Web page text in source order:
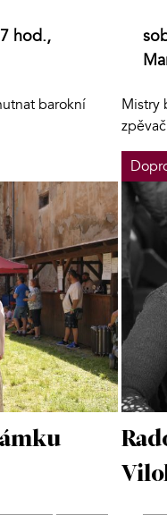
hod.,
barokní
Mistry